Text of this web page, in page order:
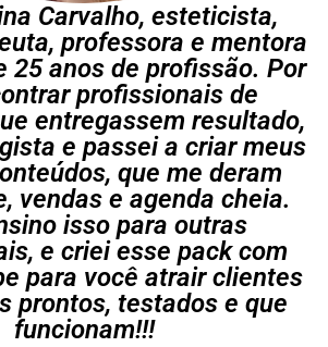
Carvalho, esteticista,
professora e mentora
25 anos de profissão. Por
profissionais de
entregassem resultado,
e passei a criar meus
que me deram
vendas e agenda cheia.
isso para outras
e criei esse pack com
para você atrair clientes
prontos, testados e que
funcionam!!!